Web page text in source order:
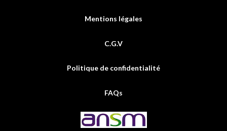
Mentions légales
C.G.V
Politique de confidentialité
FAQs